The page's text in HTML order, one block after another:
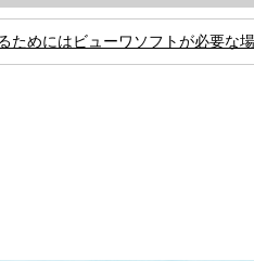
ためにはビューワソフトが必要な